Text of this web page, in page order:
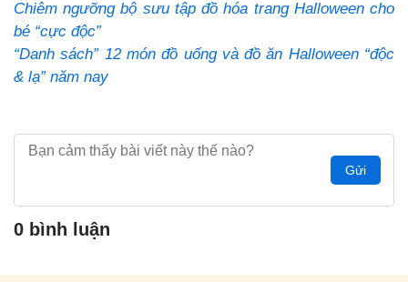
Chiêm ngưỡng bộ sưu tập đồ hóa trang Halloween cho
bé “cực độc”
“Danh sách” 12 món đồ uống và đồ ăn Halloween “độc
& lạ” năm nay
Gửi
0 bình luận